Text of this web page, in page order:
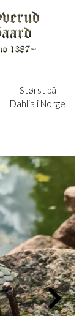
Størst på
Dahlia i Norge